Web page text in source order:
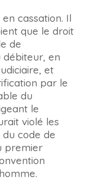
cassation. Il
que le droit
de
en
et
par le
du
le
violé les
du code de
premier